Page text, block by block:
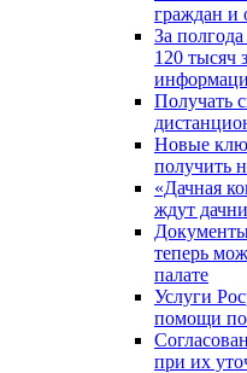
граждан и
За
120 тысяч
Получать
Новые
получить
«Дачная
ждут
теперь
палате
Услуги
помощи
при их